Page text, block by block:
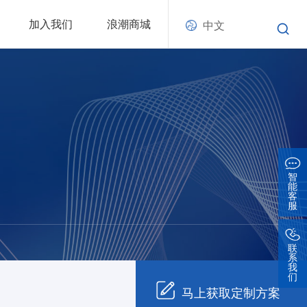
加入我们 浪潮商城 中文
马上获取定制方案
智
能
客
服
联
系
我
们